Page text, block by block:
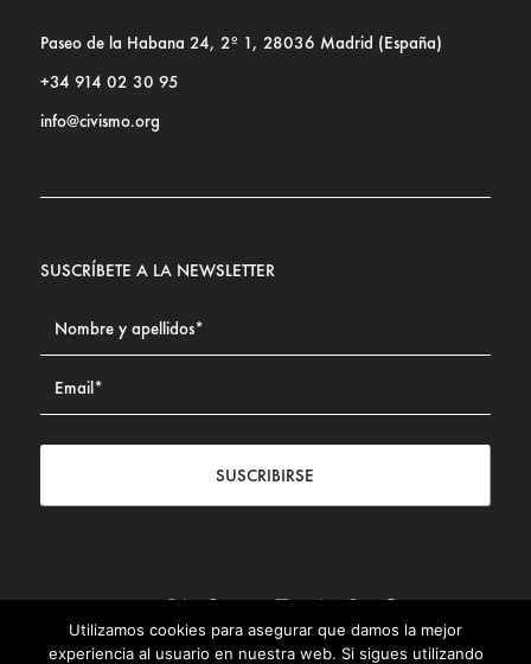
Paseo de la Habana 24, 2º 1, 28036 Madrid (España)
+34 914 02 30 95
info@civismo.org
SUSCRÍBETE A LA NEWSLETTER
SUSCRIBIRSE
Contacto | Aviso legal | Política de privacidad | Política de
Utilizamos cookies para asegurar que damos la mejor
experiencia al usuario en nuestra web. Si sigues utilizando